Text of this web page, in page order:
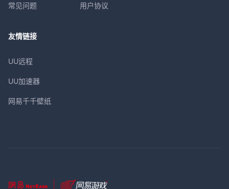
常见问题 用户协议
友情链接
UU远程
UU加速器
网易千千壁纸